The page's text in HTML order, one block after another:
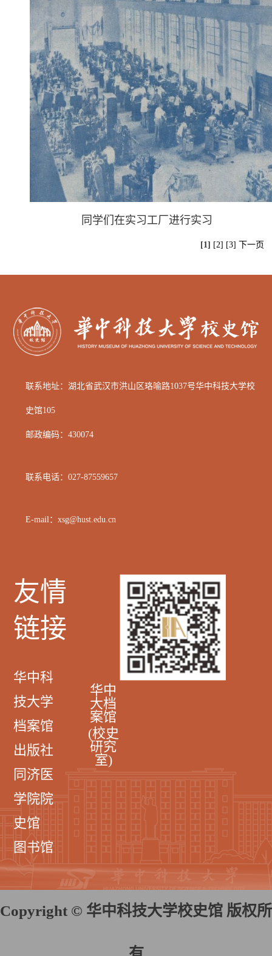
同学们在实习工厂进行实习
[1] [2] [3] 下一页
联系地址：湖北省武汉市洪山区珞喻路1037号华中科技大学校
史馆105
邮政编码：430074
联系电话：027-87559657
E-mail：xsg@hust.edu.cn
友情
链接
华中科
技大学
档案馆
出版社
同济医
学院院
史馆
图书馆
华中
大档
案馆
(校史
研究
室)
Copyright © 华中科技大学校史馆 版权所